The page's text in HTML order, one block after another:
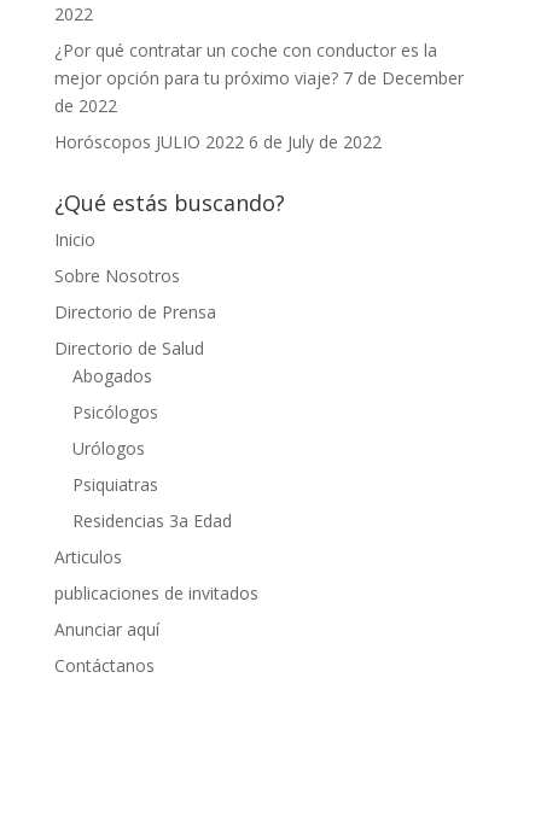
2022
¿Por qué contratar un coche con conductor es la
mejor opción para tu próximo viaje? 7 de December
de 2022
Horóscopos JULIO 2022 6 de July de 2022
¿Qué estás buscando?
Inicio
Sobre Nosotros
Directorio de Prensa
Directorio de Salud
Abogados
Psicólogos
Urólogos
Psiquiatras
Residencias 3a Edad
Articulos
publicaciones de invitados
Anunciar aquí
Contáctanos